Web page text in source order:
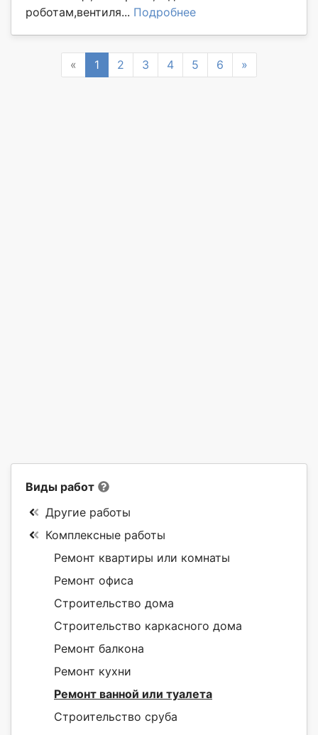
роботам,вентиля... Подробнее
« Previous
1 2 3 4 5 6 »
Виды работ
Другие работы
Комплексные работы
Ремонт квартиры или комнаты
Ремонт офиса
Строительство дома
Строительство каркасного дома
Ремонт балкона
Ремонт кухни
Ремонт ванной или туалета
Строительство сруба